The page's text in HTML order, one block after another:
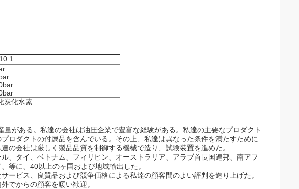
炭化水素
がある。私達の会社は油圧企業で豊富な経験がある。私達の主要なプロダクト
ロダクトの付属品を含んでいる。その上、私達は異なった条件を満たすために
の会社は厳しく製品品質を制御する機械で造り、試験装置を進めた。
、タイ、ベトナム、フィリピン、オーストラリア、アラブ首長国連邦、南アフ
等に、40以上のヶ国および地域輸出した。
ービス、良質品および競争価格による私達の顧客間のよい評判を造り上げた。
でからの顧客を暖い歓迎。